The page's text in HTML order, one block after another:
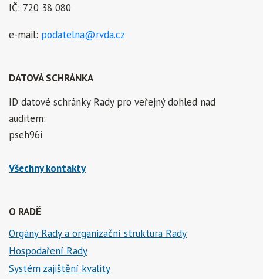
IČ: 720 38 080
e-mail: podatelna@rvda.cz
DATOVÁ SCHRÁNKA
ID datové schránky Rady pro veřejný dohled nad
auditem:
pseh96i
Všechny kontakty
O RADĚ
Orgány Rady a organizační struktura Rady
Hospodaření Rady
Systém zajištění kvality